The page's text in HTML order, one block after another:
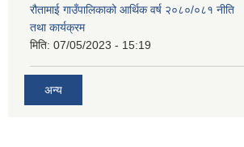
रौतामाई गाउँपालिकाको आर्थिक वर्ष २०८०/०८१ नीति
तथा कार्यक्रम
मिति: 07/05/2023 - 15:19
अन्य